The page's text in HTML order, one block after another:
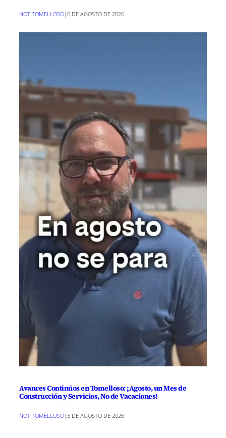
NOTITOMELLOSO|6 DE AGOSTO DE 2026
Avances Continúos en Tomelloso: ¡Agosto, un Mes de
Construcción y Servicios, No de Vacaciones!
NOTITOMELLOSO| 5 DE AGOSTO DE 2026